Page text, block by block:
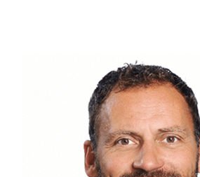
Med denne villa får I en enestående chance
skøn atmosfære. Og så er I særdeles tæt på